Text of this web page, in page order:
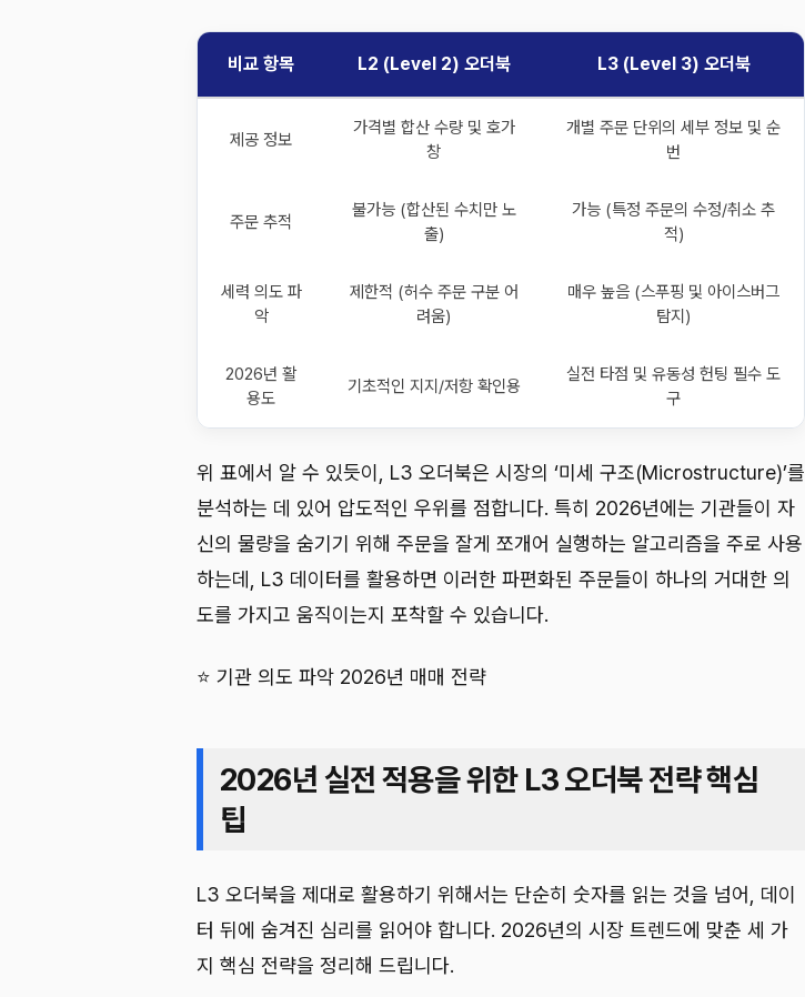
비교 항목 L2 (Level 2) 오더북 L3 (Level 3) 오더북
제공 정보
가격별 합산 수량 및 호가
창
개별 주문 단위의 세부 정보 및 순
번
주문 추적
불가능 (합산된 수치만 노
출)
가능 (특정 주문의 수정/취소 추
적)
세력 의도 파
악
제한적 (허수 주문 구분 어
려움)
매우 높음 (스푸핑 및 아이스버그
탐지)
2026년 활
용도
기초적인 지지/저항 확인용
실전 타점 및 유동성 헌팅 필수 도
구
위 표에서 알 수 있듯이, L3 오더북은 시장의 ‘미세 구조(Microstructure)’를
분석하는 데 있어 압도적인 우위를 점합니다. 특히 2026년에는 기관들이 자
신의 물량을 숨기기 위해 주문을 잘게 쪼개어 실행하는 알고리즘을 주로 사용
하는데, L3 데이터를 활용하면 이러한 파편화된 주문들이 하나의 거대한 의
도를 가지고 움직이는지 포착할 수 있습니다.
⭐ 기관 의도 파악 2026년 매매 전략
2026년 실전 적용을 위한 L3 오더북 전략 핵심
팁
L3 오더북을 제대로 활용하기 위해서는 단순히 숫자를 읽는 것을 넘어, 데이
터 뒤에 숨겨진 심리를 읽어야 합니다. 2026년의 시장 트렌드에 맞춘 세 가
지 핵심 전략을 정리해 드립니다.